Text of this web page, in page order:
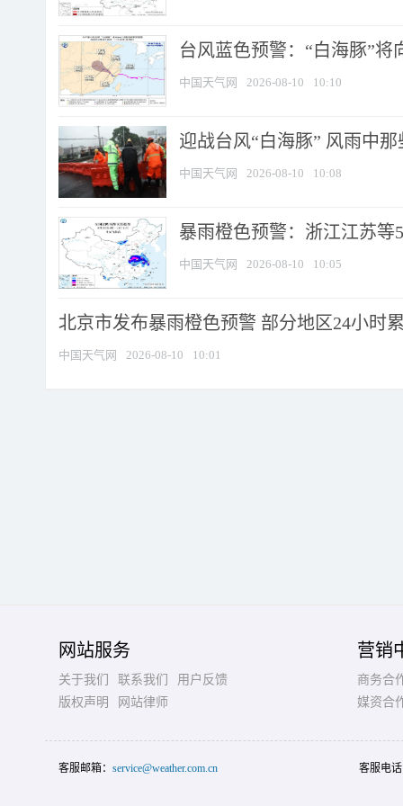
台风蓝色预警：“白海豚”
中国天气网 2026-08-10 10:10
迎战台风“白海豚” 风雨中
中国天气网 2026-08-10 10:08
暴雨橙色预警：浙江江苏等
中国天气网 2026-08-10 10:05
北京市发布暴雨橙色预警 部分地区24小时
中国天气网 2026-08-10 10:01
网站服务
关于我们 联系我们
用户反馈
版权声明
网站律师
营销
商务合
媒资合
客服邮箱： service@weather.com.cn 客服电